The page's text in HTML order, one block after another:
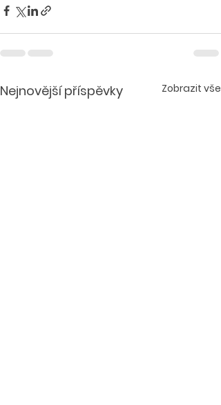
Nejnovější příspěvky Zobrazit vše